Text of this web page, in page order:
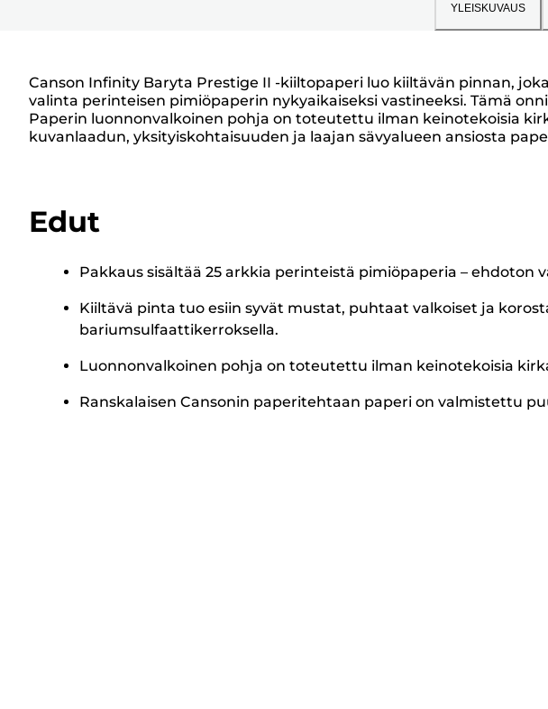
YLEISKUVAUS
Canson Infinity Baryta Prestige II -kiiltopaperi luo kiiltävän pinnan,
valinta perinteisen pimiöpaperin nykyaikaiseksi vastineeksi. Tämä
Paperin luonnonvalkoinen pohja on toteutettu ilman keinotekoisia
kuvanlaadun, yksityiskohtaisuuden ja laajan sävyalueen ansiosta
Edut
Pakkaus sisältää 25 arkkia perinteistä pimiöpaperia –
Kiiltävä pinta tuo esiin syvät mustat, puhtaat valkoiset ja
bariumsulfaattikerroksella.
Luonnonvalkoinen pohja on toteutettu ilman keinotekoisia
Ranskalaisen Cansonin paperitehtaan paperi on valmistettu